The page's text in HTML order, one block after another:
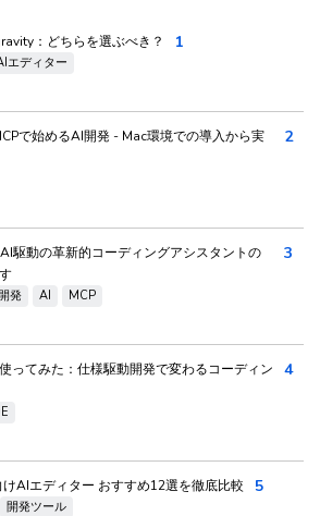
：どちらを選ぶべき？
エディター
1
で始めるAI開発 - Mac環境での導入から実
2
駆動の革新的コーディングアシスタントの
発 AI MCP
3
ってみた：仕様駆動開発で変わるコーディン
4
けAIエディター おすすめ12選を徹底比較
開発ツール
5